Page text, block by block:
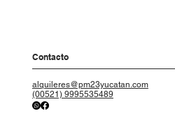
Contacto
alquileres@pm23yucatan.com
(00521) 9995535489